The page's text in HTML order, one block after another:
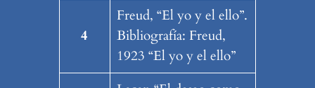
4
Freud, “El yo y el ello”.
Bibliografía: Freud,
1923 “El yo y el ello”